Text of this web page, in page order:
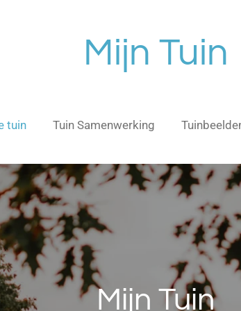
Mijn Tuin
tuin Tuin Samenwerking
Mijn Tuin